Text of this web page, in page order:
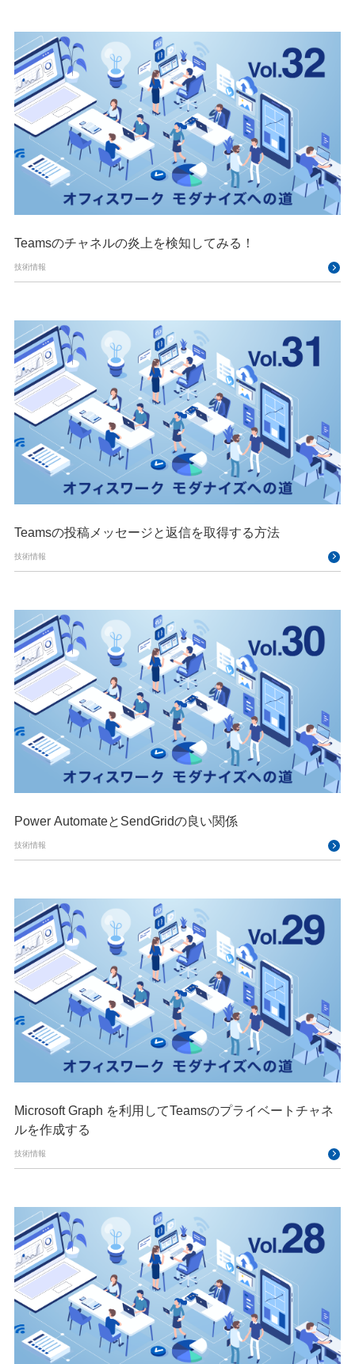
Teamsのチャネルの炎上を検知してみる！
技術情報
Teamsの投稿メッセージと返信を取得する方法
技術情報
Power AutomateとSendGridの良い関係
技術情報
Microsoft Graph を利用してTeamsのプライベートチャネ
ルを作成する
技術情報